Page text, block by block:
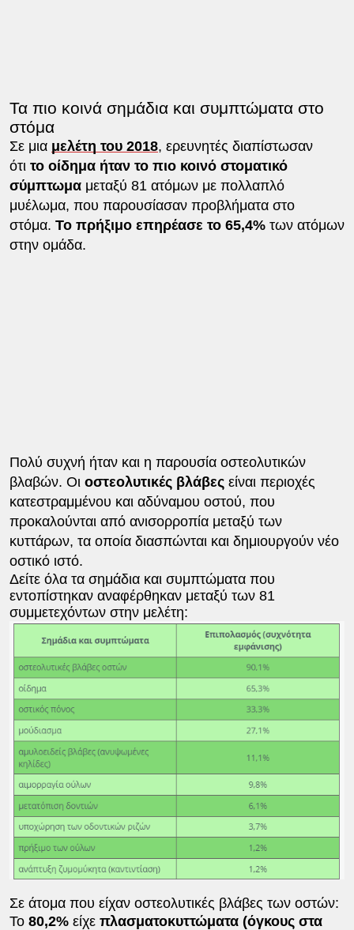
Τα πιο κοινά σημάδια και συμπτώματα στο
στόμα
Σε μια μελέτη του 2018, ερευνητές διαπίστωσαν
ότι το οίδημα ήταν το πιο κοινό στοματικό
σύμπτωμαμεταξύ 81 ατόμων με πολλαπλό
μυέλωμα, που παρουσίασαν προβλήματα στο
στόμα. Το πρήξιμο επηρέασε το 65,4%των ατόμων
στην ομάδα.
Πολύ συχνή ήταν και η παρουσία οστεολυτικών
βλαβών. Οι οστεολυτικές βλάβεςείναι περιοχές
κατεστραμμένου και αδύναμου οστού, που
προκαλούνται από ανισορροπία μεταξύ των
κυττάρων, τα οποία διασπώνται και δημιουργούν νέο
οστικό ιστό.
Δείτε όλα τα σημάδια και συμπτώματα που
εντοπίστηκαν αναφέρθηκαν μεταξύ των 81
συμμετεχόντων στην μελέτη:
Σε άτομα που είχαν οστεολυτικές βλάβες των οστών:
Το 80,2%είχε πλασματοκυττώματα (όγκους στα